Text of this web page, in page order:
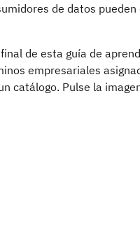
de datos
de esta guía de
empresariales
catálogo. Pulse la